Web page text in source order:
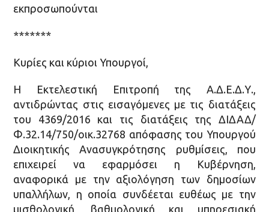
εκπροσωπούνται
*******
Κυρίες και κύριοι Υπουργοί,
Η Εκτελεστική Επιτροπή της Α.Δ.Ε.Δ.Υ.,
αντιδρώντας στις εισαγόμενες με τις διατάξεις
του 4369/2016 και τις διατάξεις της ΔΙΔΑΔ/
Φ.32.14/750/οικ.32768 απόφασης του Υπουργού
Διοικητικής Ανασυγκρότησης ρυθμίσεις, που
επιχειρεί να εφαρμόσει η Κυβέρνηση,
αναφορικά με την αξιολόγηση των δημοσίων
υπαλλήλων, η οποία συνδέεται ευθέως με την
μισθολογική, βαθμολογική και υπηρεσιακή